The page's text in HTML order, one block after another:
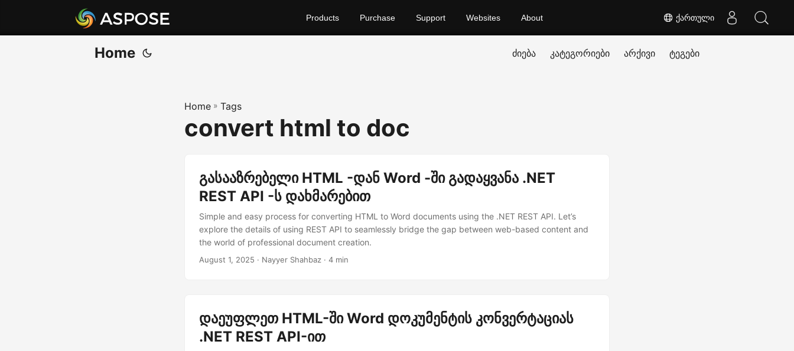
ქართული
Products Purchase Support Websites About
Home ძიება კატეგორიები არქივი ტეგები
Home » Tags
convert html to doc
გასააზრებელი HTML -დან Word -ში გადაყვანა .NET
REST API -ს დახმარებით
Simple and easy process for converting HTML to Word documents using the .NET REST API. Let’s
explore the details of using REST API to seamlessly bridge the gap between web-based content and
the world of professional document creation.
August 1, 2025 · Nayyer Shahbaz · 4 min
დაეუფლეთ HTML-ში Word დოკუმენტის კონვერტაციას
.NET REST API-ით